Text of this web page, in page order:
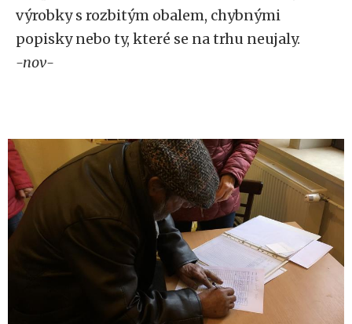
výrobky s rozbitým obalem, chybnými
popisky nebo ty, které se na trhu neujaly.
-nov-